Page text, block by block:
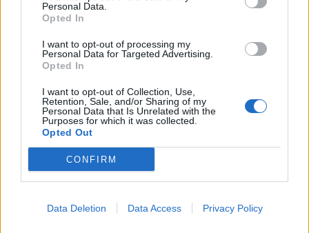
Personal Data.
Opted In
I want to opt-out of processing my
Personal Data for Targeted Advertising.
Opted In
I want to opt-out of Collection, Use,
Retention, Sale, and/or Sharing of my
Personal Data that Is Unrelated with the
Purposes for which it was collected.
Opted Out
CONFIRM
Data Deletion Data Access Privacy Policy